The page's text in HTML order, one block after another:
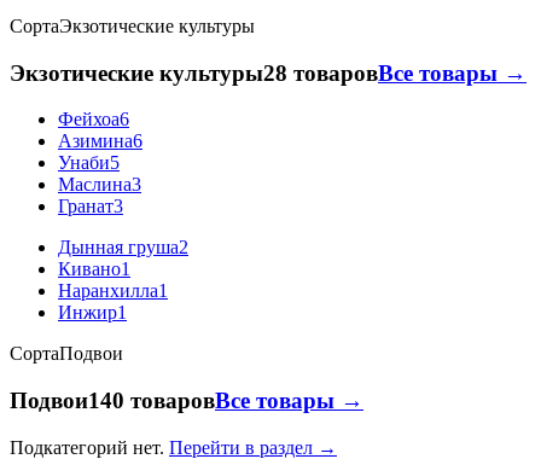
СортаЭкзотические культуры
Экзотические культуры28 товаровВсе товары →
Фейхоа6
Азимина6
Унаби5
Маслина3
Гранат3
Дынная груша2
Кивано1
Наранхилла1
Инжир1
СортаПодвои
Подвои140 товаровВсе товары →
Подкатегорий нет. Перейти в раздел →